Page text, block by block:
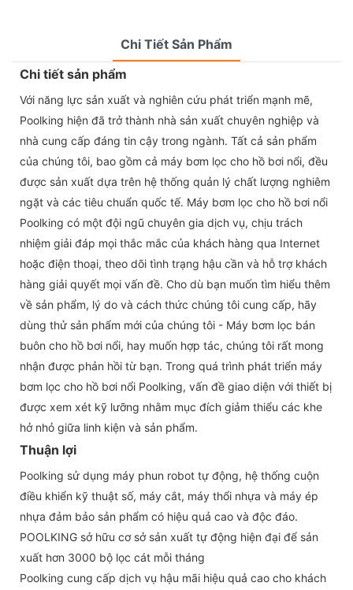
Chi Tiết Sản Phẩm
Chi tiết sản phẩm
Với năng lực sản xuất và nghiên cứu phát triển mạnh mẽ,
Poolking hiện đã trở thành nhà sản xuất chuyên nghiệp và
nhà cung cấp đáng tin cậy trong ngành. Tất cả sản phẩm
của chúng tôi, bao gồm cả máy bơm lọc cho hồ bơi nổi, đều
được sản xuất dựa trên hệ thống quản lý chất lượng nghiêm
ngặt và các tiêu chuẩn quốc tế. Máy bơm lọc cho hồ bơi nổi
Poolking có một đội ngũ chuyên gia dịch vụ, chịu trách
nhiệm giải đáp mọi thắc mắc của khách hàng qua Internet
hoặc điện thoại, theo dõi tình trạng hậu cần và hỗ trợ khách
hàng giải quyết mọi vấn đề. Cho dù bạn muốn tìm hiểu thêm
về sản phẩm, lý do và cách thức chúng tôi cung cấp, hãy
dùng thử sản phẩm mới của chúng tôi - Máy bơm lọc bán
buôn cho hồ bơi nổi, hay muốn hợp tác, chúng tôi rất mong
nhận được phản hồi từ bạn. Trong quá trình phát triển máy
bơm lọc cho hồ bơi nổi Poolking, vấn đề giao diện với thiết bị
được xem xét kỹ lưỡng nhằm mục đích giảm thiểu các khe
hở nhỏ giữa linh kiện và sản phẩm.
Thuận lợi
Poolking sử dụng máy phun robot tự động, hệ thống cuộn
điều khiển kỹ thuật số, máy cắt, máy thổi nhựa và máy ép
nhựa đảm bảo sản phẩm có hiệu quả cao và độc đáo.
POOLKING sở hữu cơ sở sản xuất tự động hiện đại để sản
xuất hơn 3000 bộ lọc cát mỗi tháng
Poolking cung cấp dịch vụ hậu mãi hiệu quả cao cho khách